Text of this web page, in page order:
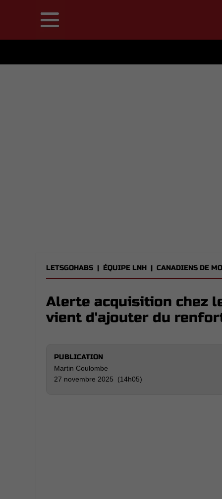
LETSGOHABS | ÉQUIPE LNH | CANADIENS DE
Alerte acquisition chez
vient d'ajouter du
PUBLICATION
Martin Coulombe
27 novembre 2025 (14h05)